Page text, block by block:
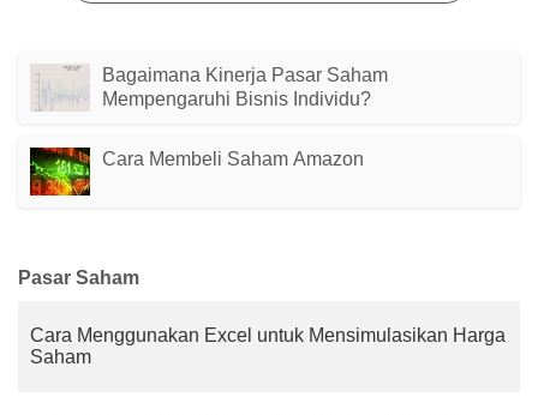
Bagaimana Kinerja Pasar Saham
Mempengaruhi Bisnis Individu?
Cara Membeli Saham Amazon
Pasar Saham
Cara Menggunakan Excel untuk Mensimulasikan Harga
Saham